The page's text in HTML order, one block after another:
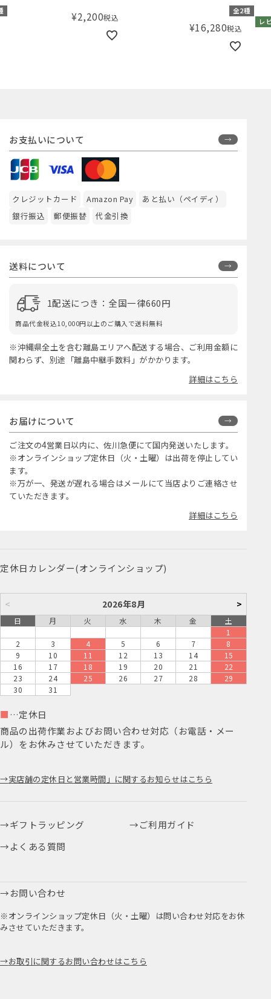
¥2,200税込
全2種
¥16,280税込
レ
お支払いについて
クレジットカード Amazon Pay
あと払い（ペイディ）
銀行振込
郵便振替 代金引換
送料について
1配送につき：全国一律660円
商品代金税込10,000円以上のご購入で送料無料
※沖縄県全土を含む離島エリアへ配送する場合、ご利用金額に
関わらず、別途「離島中継手数料」がかかります。
詳細はこちら
お届けについて
ご注文の4営業日以内に、佐川急便にて国内発送いたします。
※オンラインショップ定休日（火・土曜）は出荷を停止してい
ます。
※万が一、発送が遅れる場合はメールにて当店よりご連絡させ
ていただきます。
詳細はこちら
定休日カレンダー(オンラインショップ)
< 2026年8月 >
日 月 火 水 木 金
土
1
2
3 4 5 6 7
8
9
10 11 12 13 14
15
16
17 18 19 20 21
22
23
24 25 26 27 28
29
30
31
■ …定休日
商品の出荷作業およびお問い合わせ対応（お電話・メー
ル）をお休みさせていただきます。
実店舗の定休日と営業時間」に関するお知らせはこちら
ギフトラッピング
ご利用ガイド
よくある質問
お問い合わせ
※オンラインショップ定休日（火・土曜）は問い合わせ対応をお休
みさせていただきます。
お取引に関するお問い合わせはこちら